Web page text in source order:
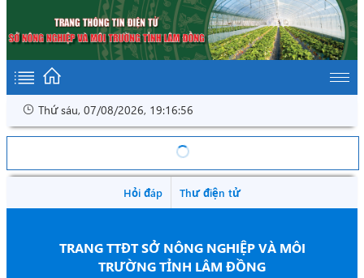
Thứ sáu, 07/08/2026, 19:16:56
Hỏi đáp Thư điện tử
TRANG TTĐT SỞ NÔNG NGHIỆP VÀ MÔI
TRƯỜNG TỈNH LÂM ĐỒNG